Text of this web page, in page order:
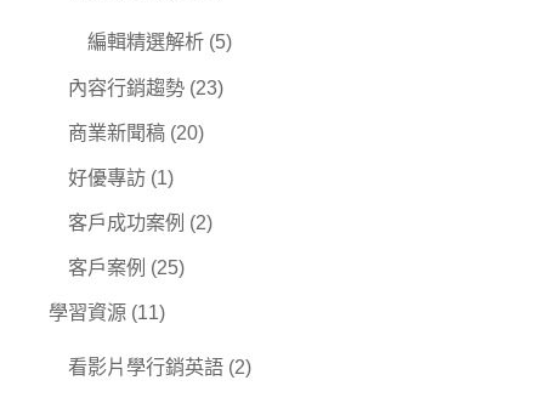
編輯精選解析 (5)
內容行銷趨勢 (23)
商業新聞稿 (20)
好優專訪 (1)
客戶成功案例 (2)
客戶案例 (25)
學習資源 (11)
看影片學行銷英語 (2)